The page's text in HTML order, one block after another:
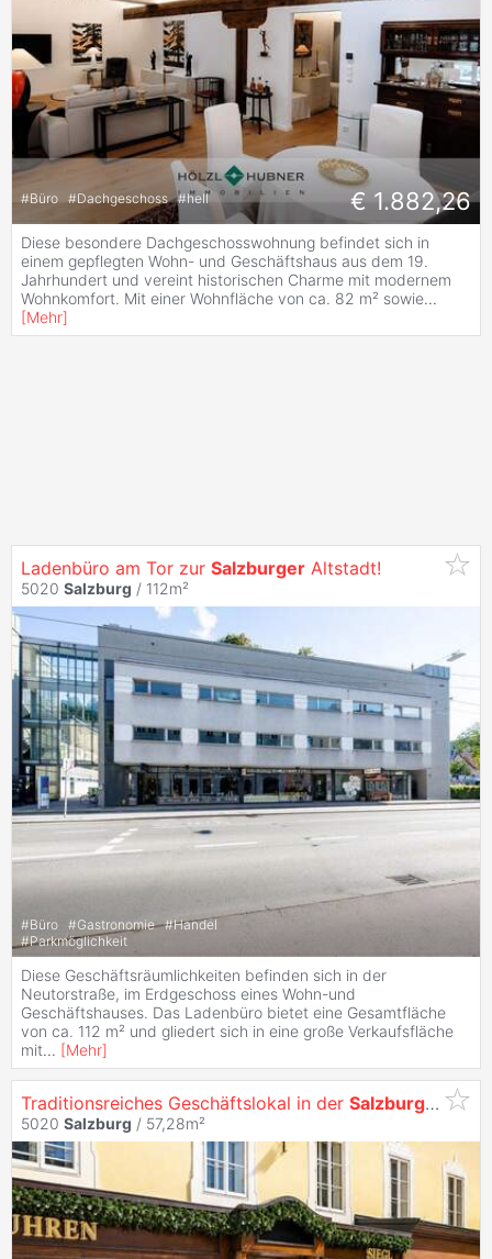
#Büro #Dachgeschoss #hell € 1.882,26
Diese besondere Dachgeschosswohnung befindet sich in
einem gepflegten Wohn- und Geschäftshaus aus dem 19.
Jahrhundert und vereint historischen Charme mit modernem
Wohnkomfort. Mit einer Wohnfläche von ca. 82 m² sowie...
[Mehr]
Ladenbüro am Tor zur Salzburger Altstadt!
5020 Salzburg / 112m²
#Büro #Gastronomie #Handel
#Parkmöglichkeit
Diese Geschäftsräumlichkeiten befinden sich in der
Neutorstraße, im Erdgeschoss eines Wohn-und
Geschäftshauses. Das Ladenbüro bietet eine Gesamtfläche
von ca. 112 m² und gliedert sich in eine große Verkaufsfläche
mit... [Mehr]
Traditionsreiches Geschäftslokal in der Salzburger
5020 Salzburg / 57,28m²